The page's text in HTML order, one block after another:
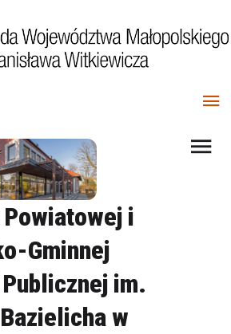
i
Gminnej
im.
w